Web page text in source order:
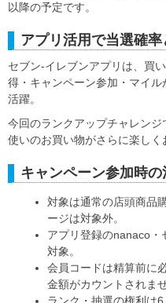
以降の予定です。
アプリ活用で当選確
セブン‐イレブンアプリは、買
得・キャンペーン参加・マイ
活躍。
今回のランクアップチャレン
使いのお買い物がさらに楽しく
キャンペーン参加時
対象は通常の店頭商品
ージは対象外。
アプリ登録のnanaco・
対象。
会員コードは精算前に
金額がカウントされませ